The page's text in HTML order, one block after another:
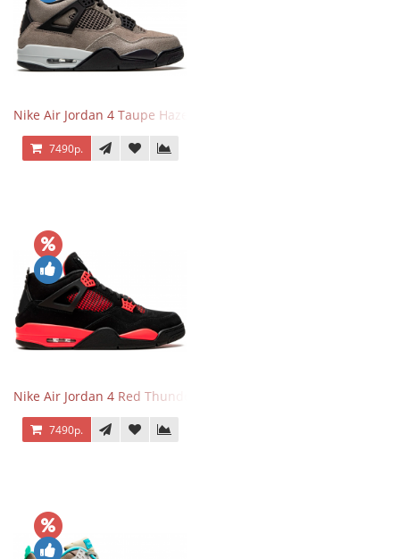
Nike Air Jordan 4 Taupe Haze
7490р.
Nike Air Jordan 4 Red Thunder
7490р.